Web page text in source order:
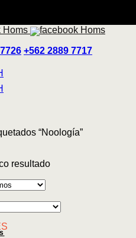
+562 2889 7717
“Noología”
resultado